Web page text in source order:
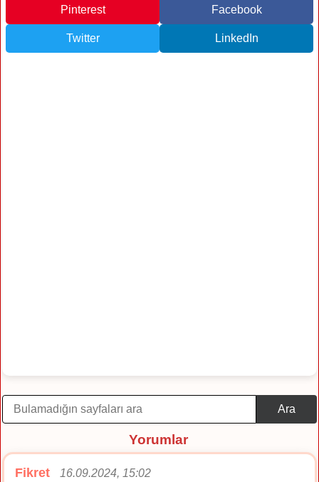
Pinterest Facebook
Twitter LinkedIn
Ara
Yorumlar
Fikret 16.09.2024, 15:02